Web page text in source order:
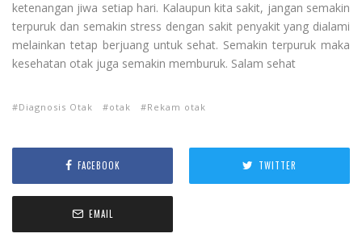
ketenangan jiwa setiap hari. Kalaupun kita sakit, jangan semakin
terpuruk dan semakin stress dengan sakit penyakit yang dialami
melainkan tetap berjuang untuk sehat. Semakin terpuruk maka
kesehatan otak juga semakin memburuk. Salam sehat
Diagnosis Otak otak Rekam otak
FACEBOOK TWITTER
EMAIL